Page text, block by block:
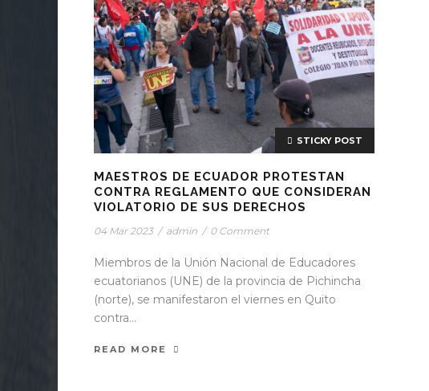
STICKY POST
MAESTROS DE ECUADOR PROTESTAN
CONTRA REGLAMENTO QUE CONSIDERAN
VIOLATORIO DE SUS DERECHOS
04 Mar 2023 / admin / 0 Comment
Miembros de la Unión Nacional de Educadores
ecuatorianos (UNE) de la provincia de Pichincha
(norte), se manifestaron el viernes en Quito
contra...
READ MORE